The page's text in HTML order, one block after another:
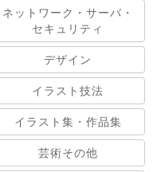
ネットワーク・サーバ・
セキュリティ
デザイン
イラスト技法
イラスト集・作品集
芸術その他